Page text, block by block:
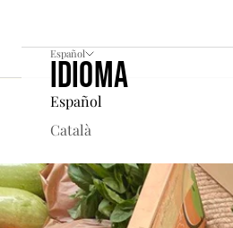
Español
Idioma
Español
Català
Cesta